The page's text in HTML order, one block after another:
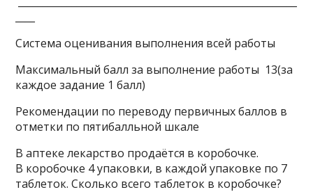
Система оценивания выполнения всей работы
Максимальный балл за выполнение работы 13(за
каждое задание 1 балл)
Рекомендации по переводу первичных баллов в
отметки по пятибалльной шкале
В аптеке лекарство продаётся в коробочке.
В коробочке 4 упаковки, в каждой упаковке по 7
таблеток. Сколько всего таблеток в коробочке?